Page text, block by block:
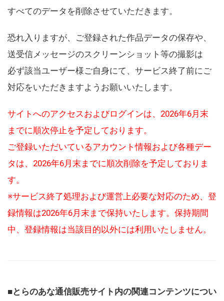
すべてのデータを削除させていただきます。
恐れ入りますが、ご登録された作品データの保存や、
送受信メッセージのスクリーンショット等の撮影は
必ず該当ユーザー様ご自身にて、サービス終了前にご
対応をいただきますようお願いいたします。
サイトへのアクセスおよびログインは、2026年6月末
までに順次停止を予定しております。
ご登録いただいているアカウント情報および各種デー
タは、2026年6月末までに順次削除を予定しておりま
す。
※サービス終了処理および運営上必要な対応のため、登
録情報は2026年6月末まで保持いたします。保持期間
中、登録情報は当該目的以外には利用いたしません。
■とらのあな通信販売サイト内の関連コンテンツについ